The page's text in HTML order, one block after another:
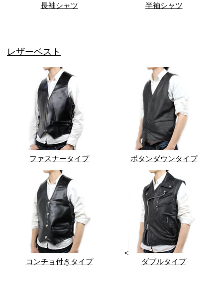
長袖シャツ 半袖シャツ
レザーベスト
ファスナータイプ ボタンダウンタイプ
コンチョ付きタイプ
<
ダブルタイプ